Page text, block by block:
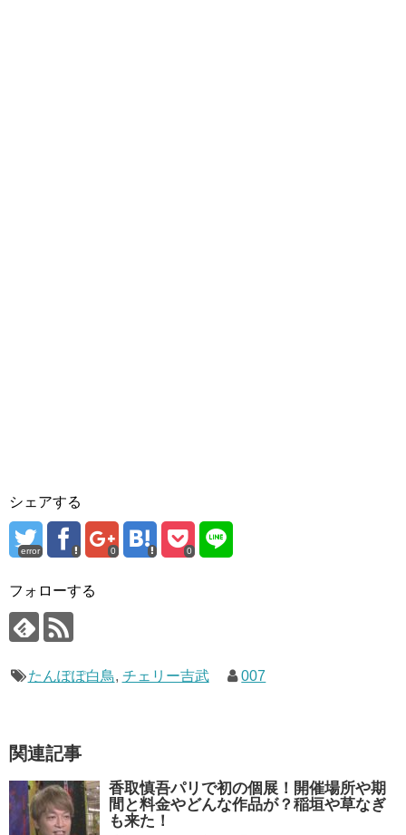
シェアする
error 0 0
フォローする
たんぽぽ白鳥, チェリー吉武 007
関連記事
香取慎吾パリで初の個展！開催場所や期
間と料金やどんな作品が？稲垣や草なぎ
も来た！